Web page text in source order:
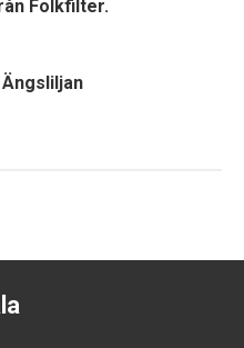
Folkfilter.